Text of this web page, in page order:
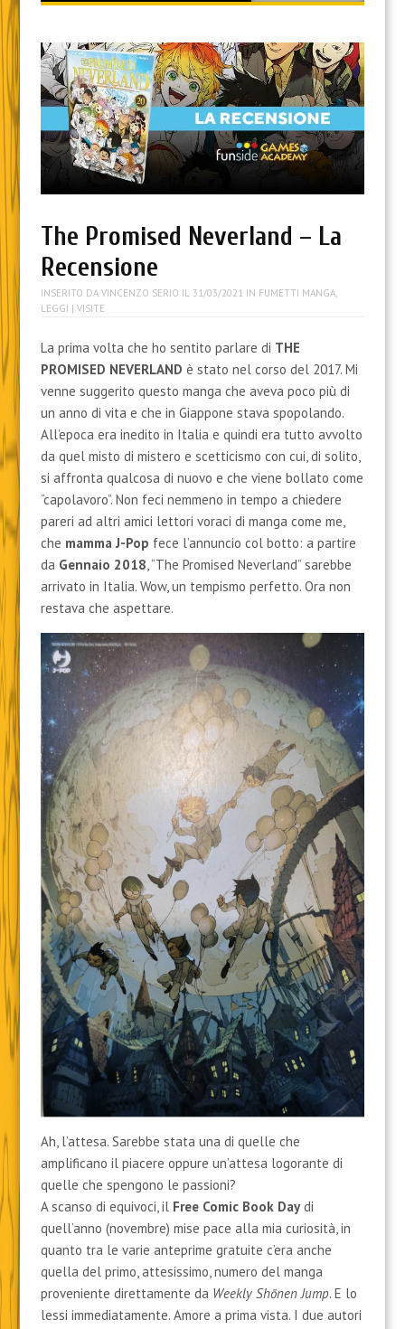
content
The Promised Neverland – La
Recensione
INSERITO DA VINCENZO SERIO IL 31/03/2021 IN FUMETTI MANGA,
LEGGI | VISITE
La prima volta che ho sentito parlare di THE
PROMISED NEVERLAND è stato nel corso del 2017. Mi
venne suggerito questo manga che aveva poco più di
un anno di vita e che in Giappone stava spopolando.
All’epoca era inedito in Italia e quindi era tutto avvolto
da quel misto di mistero e scetticismo con cui, di solito,
si affronta qualcosa di nuovo e che viene bollato come
“capolavoro”. Non feci nemmeno in tempo a chiedere
pareri ad altri amici lettori voraci di manga come me,
che mamma J-Pop fece l’annuncio col botto: a partire
da Gennaio 2018, “The Promised Neverland” sarebbe
arrivato in Italia. Wow, un tempismo perfetto. Ora non
restava che aspettare.
Ah, l’attesa. Sarebbe stata una di quelle che
amplificano il piacere oppure un’attesa logorante di
quelle che spengono le passioni?
A scanso di equivoci, il Free Comic Book Daydi
quell’anno (novembre) mise pace alla mia curiosità, in
quanto tra le varie anteprime gratuite c’era anche
quella del primo, attesissimo, numero del manga
proveniente direttamente da Weekly Shōnen Jump. E lo
lessi immediatamente. Amore a prima vista. I due autori